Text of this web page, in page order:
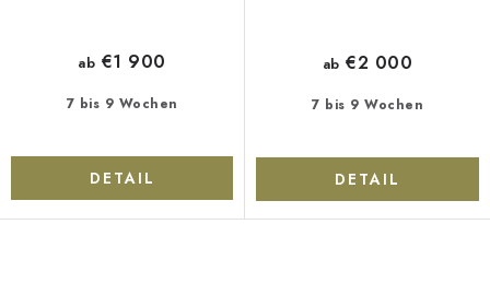
7 bis 9 Wochen
ab €1 900
DETAIL
7 bis 9 Wochen
ab €2 000
DETAIL